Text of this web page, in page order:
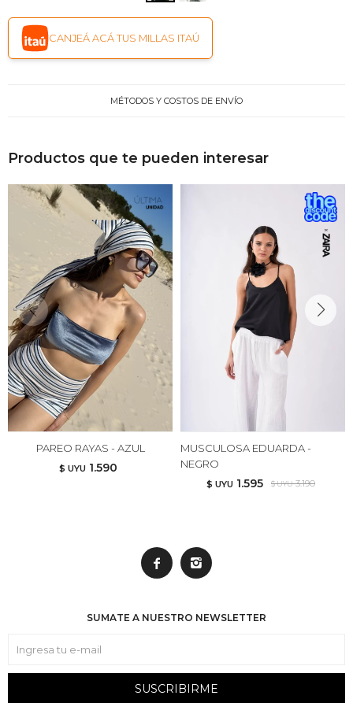
CANJEÁ ACÁ TUS MILLAS ITAÚ
MÉTODOS Y COSTOS DE ENVÍO
Productos que te pueden interesar
PAREO RAYAS - AZUL
$ UYU 1.590
MUSCULOSA EDUARDA -
NEGRO
$ UYU 1.595 $ UYU 3.190
 
SUMATE A NUESTRO NEWSLETTER
SUSCRIBIRME